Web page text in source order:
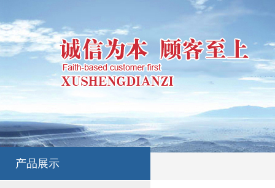
产品展示